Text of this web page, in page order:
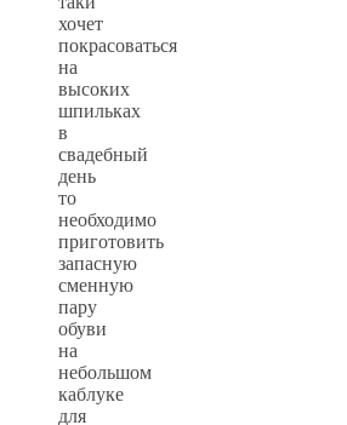
хочет
покрасоваться
на
высоких
шпильках
в
свадебный
день
то
необходимо
приготовить
запасную
сменную
пару
обуви
на
небольшом
каблуке
для